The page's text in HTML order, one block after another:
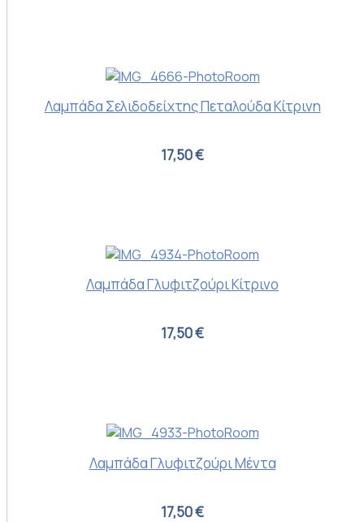
Λαμπάδα Σελιδοδείχτης Πεταλούδα Κίτρινη
17,50 €
Λαμπάδα Γλυφιτζούρι Κίτρινο
17,50 €
Λαμπάδα Γλυφιτζούρι Μέντα
17,50 €